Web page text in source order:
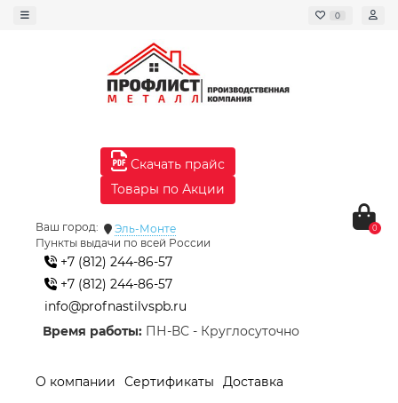
0
Скачать прайс
Товары по Акции
Ваш город:
Эль-Монте
Пункты выдачи по всей России
+7 (812) 244-86-57
+7 (812) 244-86-57
info@profnastilvspb.ru
Время работы: ПН-ВС - Круглосуточно
0
О компании Сертификаты
Доставка